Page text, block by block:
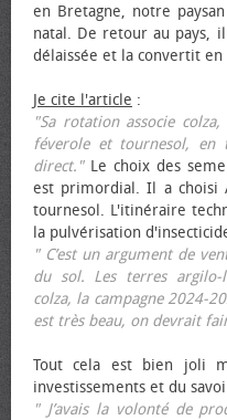
en Bretagne, notre
natal. De retour au pays,
délaissée et la convertit
Je cite l'article :
"Sa rotation associe
féverole et tournesol,
direct."Le choix des
est primordial. Il a choisi
tournesol. L'itinéraire
la pulvérisation
" C’est un argument de
du sol. Les terres argilo-
colza, la campagne 2024-
est très beau, on devrait
Tout cela est bien joli
investissements et du
" J’avais la volonté de